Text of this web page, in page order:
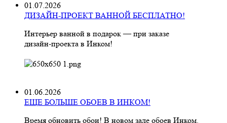
01.07.2026
ДИЗАЙН-ПРОЕКТ ВАННОЙ БЕСПЛАТНО!
Интерьер ванной в подарок — при заказе
дизайн‑проекта в Инком!
01.06.2026
ЕЩЕ БОЛЬШЕ ОБОЕВ В ИНКОМ!
Время обновить обои! В новом зале обоев Инком.